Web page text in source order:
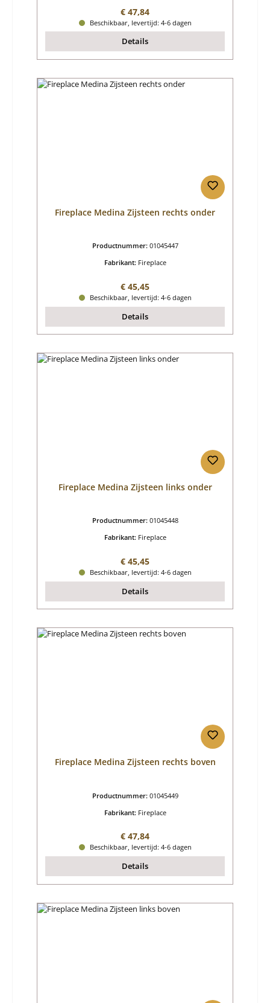
Normale prijs:
€ 47,84
Beschikbaar, levertijd: 4-6 dagen
Details
Fireplace Medina Zijsteen rechts onder
Productnummer: 01045447
Fabrikant: Fireplace
Normale prijs:
€ 45,45
Beschikbaar, levertijd: 4-6 dagen
Details
Fireplace Medina Zijsteen links onder
Productnummer: 01045448
Fabrikant: Fireplace
Normale prijs:
€ 45,45
Beschikbaar, levertijd: 4-6 dagen
Details
Fireplace Medina Zijsteen rechts boven
Productnummer: 01045449
Fabrikant: Fireplace
Normale prijs:
€ 47,84
Beschikbaar, levertijd: 4-6 dagen
Details